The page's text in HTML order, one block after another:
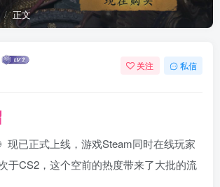
正文
关注 私信
现已正式上线，游戏Steam同时在线玩家
于CS2，这个空前的热度带来了大批的流